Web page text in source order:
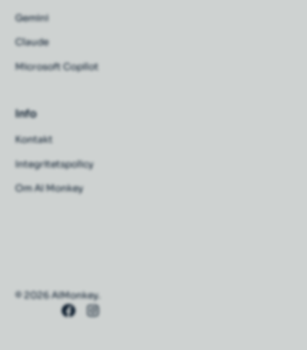
Gemini
Claude
Microsoft Copilot
Info
Kontakt
Integritetspolicy
Om AI Monkey
© 2026 AIMonkey.